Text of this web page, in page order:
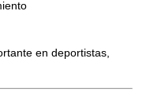
en deportistas,